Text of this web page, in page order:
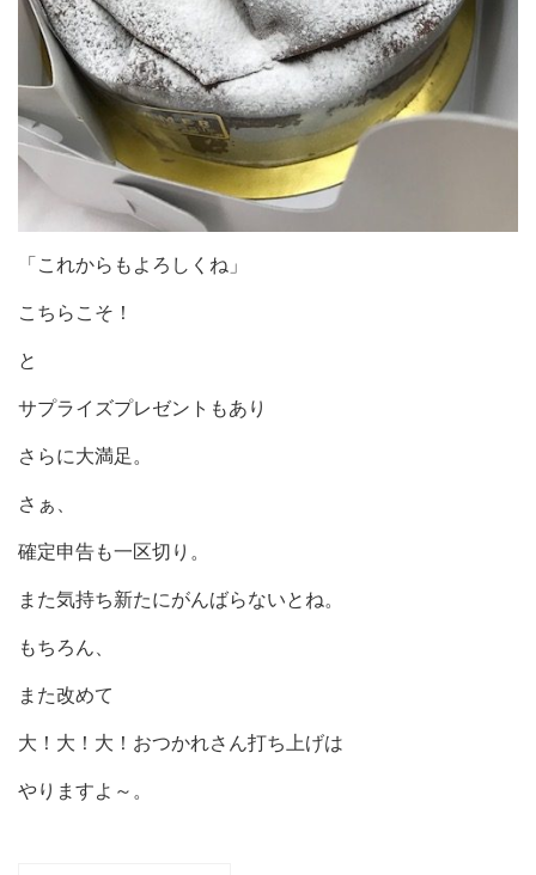
「これからもよろしくね」
こちらこそ！
と
サプライズプレゼントもあり
さらに大満足。
さぁ、
確定申告も一区切り。
また気持ち新たにがんばらないとね。
もちろん、
また改めて
大！大！大！おつかれさん打ち上げは
やりますよ～。